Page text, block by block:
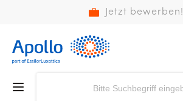
Jetzt bewerben!